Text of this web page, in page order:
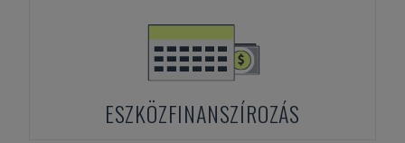
ESZKÖZFINANSZÍROZÁS